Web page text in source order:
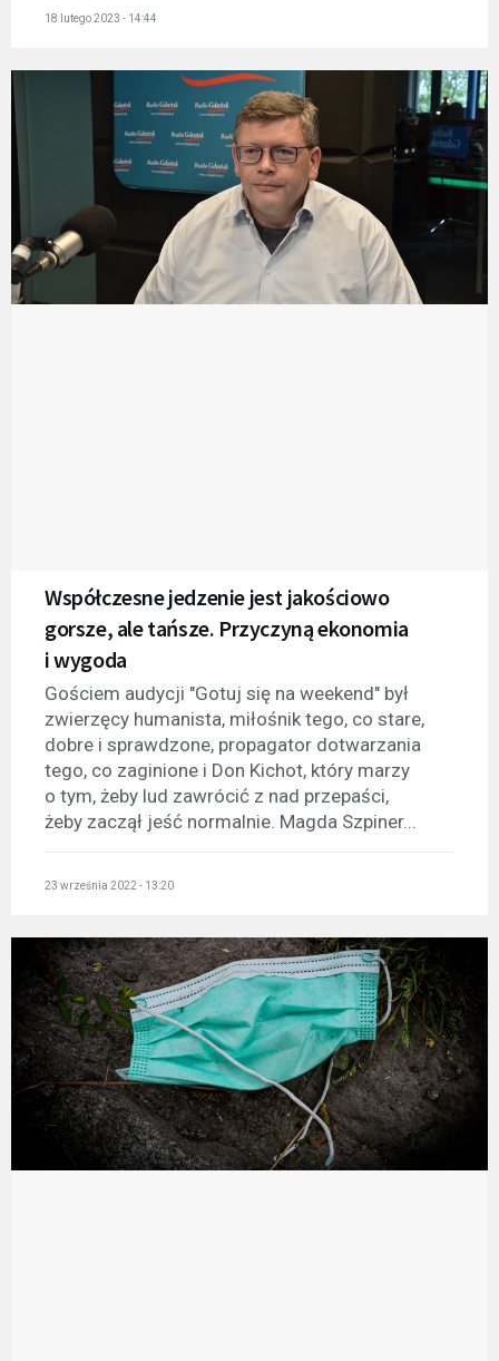
18 lutego 2023 - 14:44
Współczesne jedzenie jest jakościowo
gorsze, ale tańsze. Przyczyną ekonomia
i wygoda
Gościem audycji "Gotuj się na weekend" był
zwierzęcy humanista, miłośnik tego, co stare,
dobre i sprawdzone, propagator dotwarzania
tego, co zaginione i Don Kichot, który marzy
o tym, żeby lud zawrócić z nad przepaści,
żeby zaczął jeść normalnie. Magda Szpiner...
23 września 2022 - 13:20